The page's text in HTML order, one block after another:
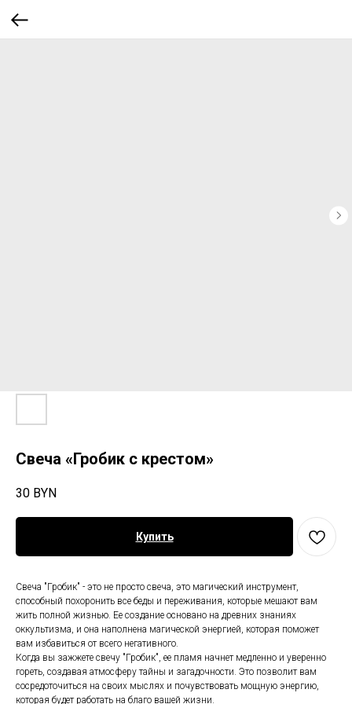
Свеча «Гробик с крестом»
30 BYN
Купить
Свеча "Гробик" - это не просто свеча, это магический инструмент,
способный похоронить все беды и переживания, которые мешают вам
жить полной жизнью. Ее создание основано на древних знаниях
оккультизма, и она наполнена магической энергией, которая поможет
вам избавиться от всего негативного.
Когда вы зажжете свечу "Гробик", ее пламя начнет медленно и уверенно
гореть, создавая атмосферу тайны и загадочности. Это позволит вам
сосредоточиться на своих мыслях и почувствовать мощную энергию,
которая будет работать на благо вашей жизни.